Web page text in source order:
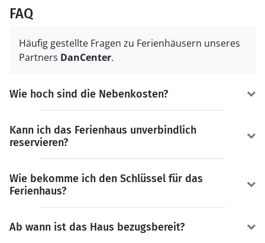
FAQ
Häufig gestellte Fragen zu Ferienhäusern unseres
Partners DanCenter.
Wie hoch sind die Nebenkosten?
Kann ich das Ferienhaus unverbindlich
reservieren?
Wie bekomme ich den Schlüssel für das
Ferienhaus?
Ab wann ist das Haus bezugsbereit?